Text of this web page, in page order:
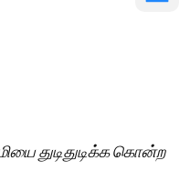
துடிதுடிக்க கொன்ற